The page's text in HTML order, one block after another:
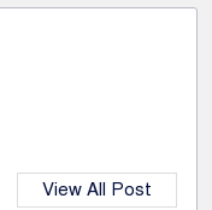
View All Post